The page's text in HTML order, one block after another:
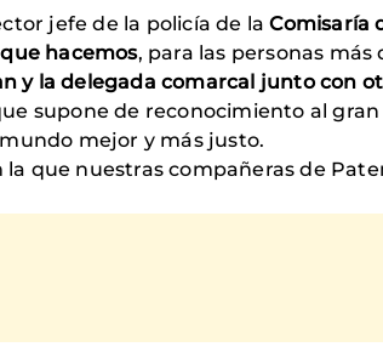
jefe de la policía de laComisaría
hacemos, para las personas más
y la delegada comarcal junto con
supone de reconocimiento al
mejor y más justo.
que nuestras compañeras de